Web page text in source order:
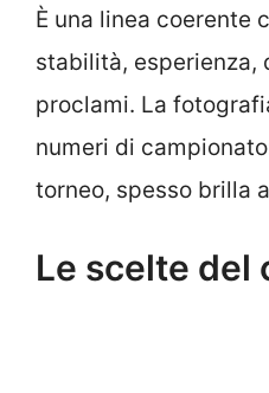
È una linea coerente
stabilità, esperienza,
proclami. La
numeri di
torneo, spesso brilla
Le scelte del